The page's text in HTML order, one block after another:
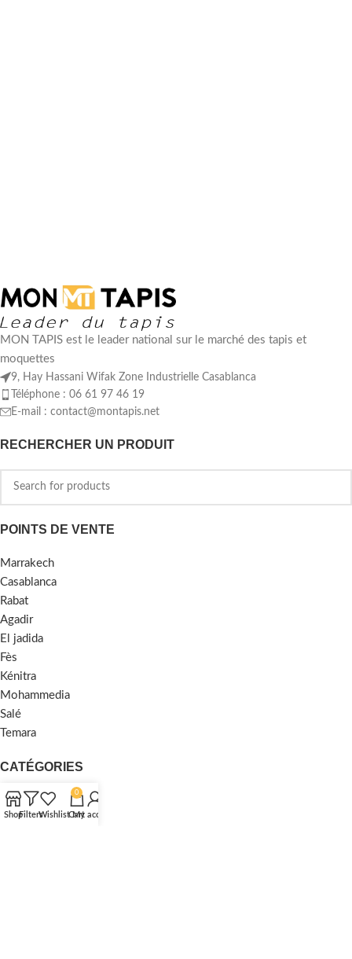
MON TAPIS est le leader national sur le marché des tapis et
moquettes
9, Hay Hassani Wifak Zone Industrielle Casablanca
Téléphone : 06 61 97 46 19
E-mail : contact@montapis.net
RECHERCHER UN PRODUIT
POINTS DE VENTE
Marrakech
Casablanca
Rabat
Agadir
El jadida
Fès
Kénitra
Mohammedia
Salé
Temara
CATÉGORIES
Traditionnel
Moderne
ShopFiltersWishlist
0
Cart
My account